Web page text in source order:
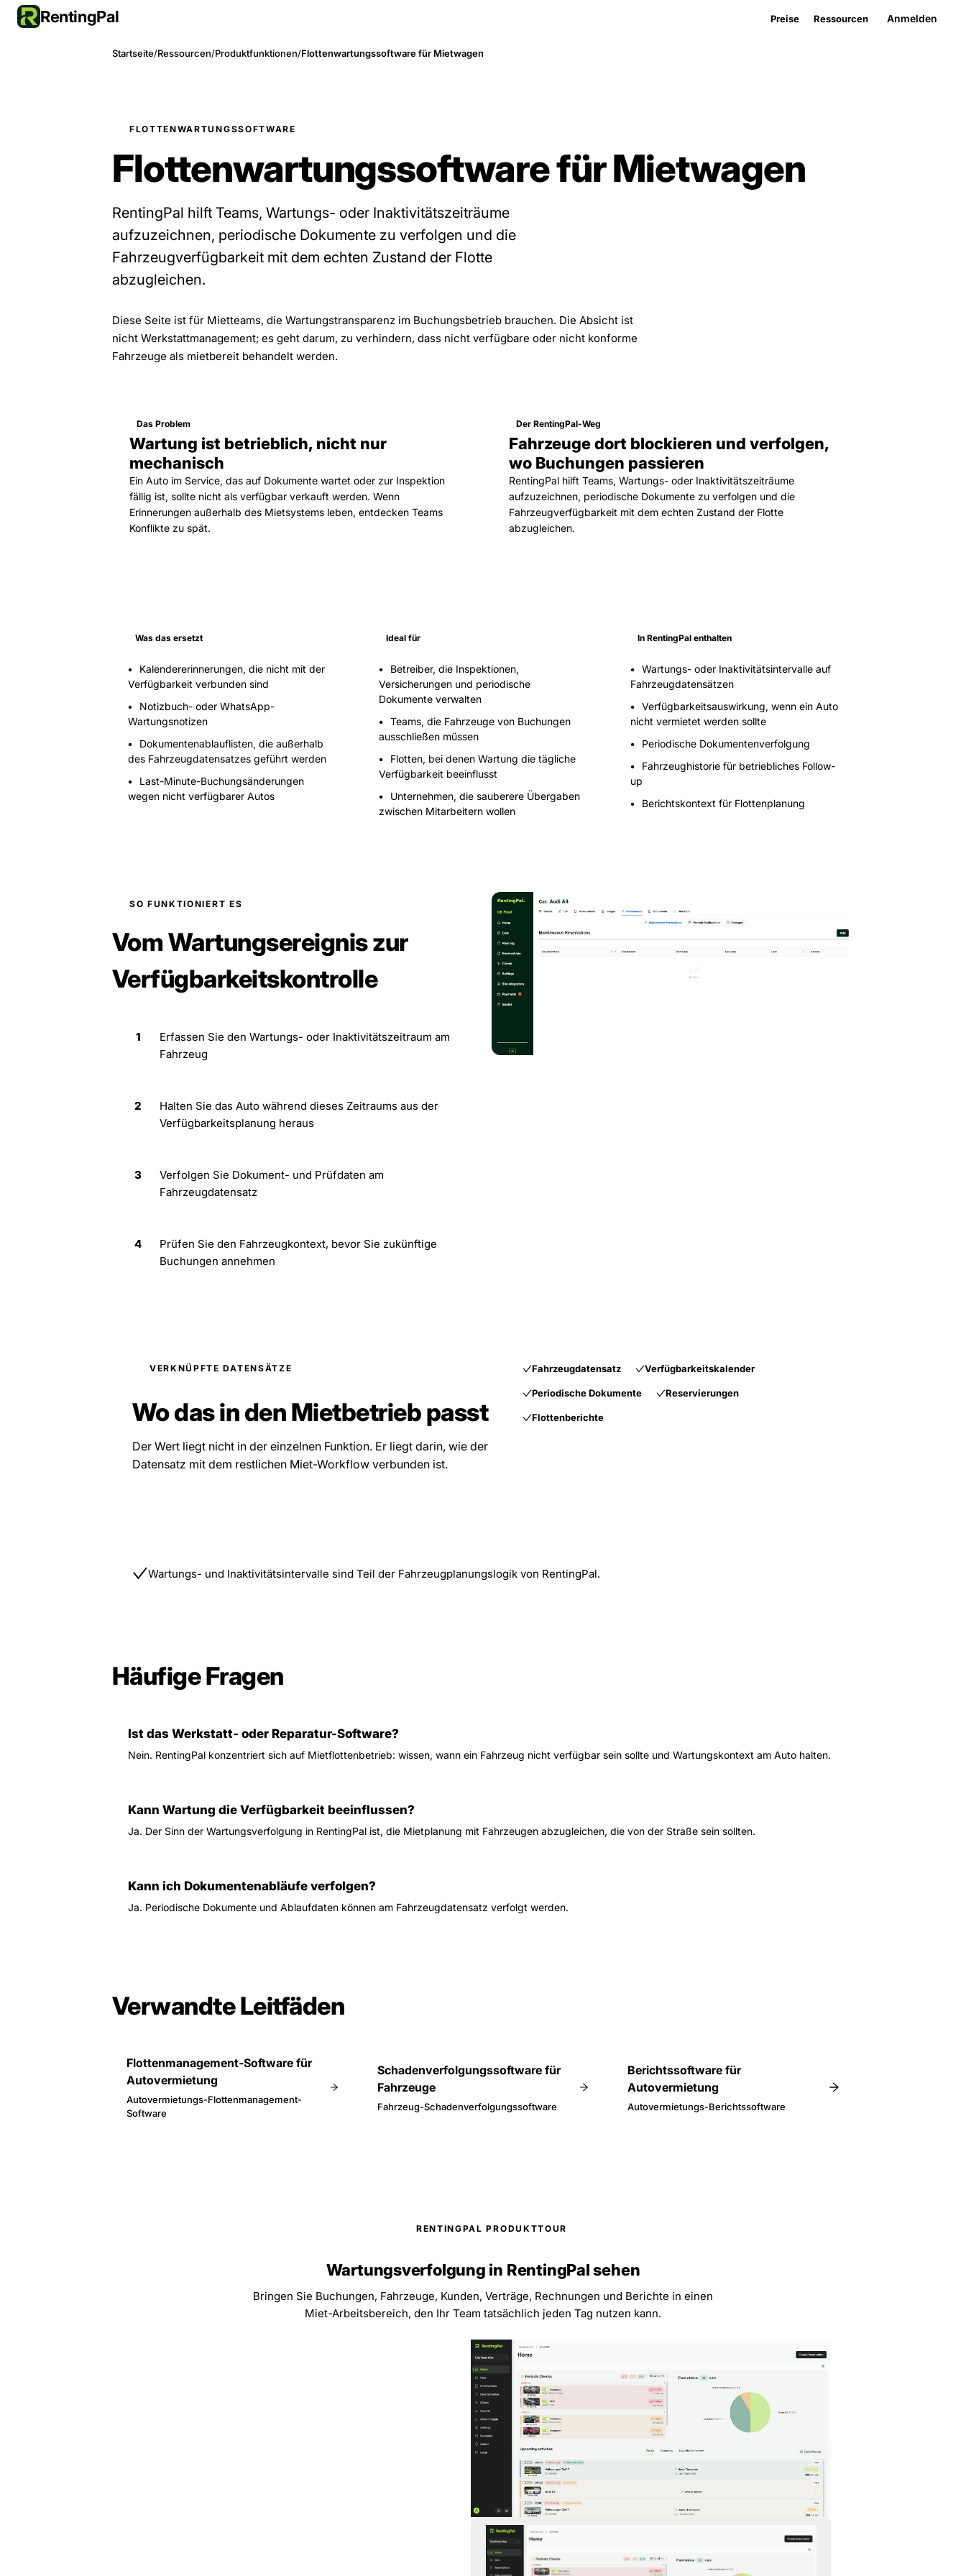
RentingPal Preise Ressourcen Anmelden
Startseite/Ressourcen/Produktfunktionen/Flottenwartungssoftware für Mietwagen
FLOTTENWARTUNGSSOFTWARE
Flottenwartungssoftware für Mietwagen
RentingPal hilft Teams, Wartungs- oder Inaktivitätszeiträume
aufzuzeichnen, periodische Dokumente zu verfolgen und die
Fahrzeugverfügbarkeit mit dem echten Zustand der Flotte
abzugleichen.
Diese Seite ist für Mietteams, die Wartungstransparenz im Buchungsbetrieb brauchen. Die Absicht ist
nicht Werkstattmanagement; es geht darum, zu verhindern, dass nicht verfügbare oder nicht konforme
Fahrzeuge als mietbereit behandelt werden.
Das Problem
Wartung ist betrieblich, nicht nur
mechanisch
Ein Auto im Service, das auf Dokumente wartet oder zur Inspektion
fällig ist, sollte nicht als verfügbar verkauft werden. Wenn
Erinnerungen außerhalb des Mietsystems leben, entdecken Teams
Konflikte zu spät.
Der RentingPal-Weg
Fahrzeuge dort blockieren und verfolgen,
wo Buchungen passieren
RentingPal hilft Teams, Wartungs- oder Inaktivitätszeiträume
aufzuzeichnen, periodische Dokumente zu verfolgen und die
Fahrzeugverfügbarkeit mit dem echten Zustand der Flotte
abzugleichen.
Was das ersetzt
Kalendererinnerungen, die nicht mit der
Verfügbarkeit verbunden sind
Notizbuch- oder WhatsApp-
Wartungsnotizen
Dokumentenablauflisten, die außerhalb
des Fahrzeugdatensatzes geführt werden
Last-Minute-Buchungsänderungen
wegen nicht verfügbarer Autos
Ideal für
Betreiber, die Inspektionen,
Versicherungen und periodische
Dokumente verwalten
Teams, die Fahrzeuge von Buchungen
ausschließen müssen
Flotten, bei denen Wartung die tägliche
Verfügbarkeit beeinflusst
Unternehmen, die sauberere Übergaben
zwischen Mitarbeitern wollen
In RentingPal enthalten
Wartungs- oder Inaktivitätsintervalle auf
Fahrzeugdatensätzen
Verfügbarkeitsauswirkung, wenn ein Auto
nicht vermietet werden sollte
Periodische Dokumentenverfolgung
Fahrzeughistorie für betriebliches Follow-
up
Berichtskontext für Flottenplanung
SO FUNKTIONIERT ES
Vom Wartungsereignis zur
Verfügbarkeitskontrolle
1
Erfassen Sie den Wartungs- oder Inaktivitätszeitraum am
Fahrzeug
2
Halten Sie das Auto während dieses Zeitraums aus der
Verfügbarkeitsplanung heraus
3
Verfolgen Sie Dokument- und Prüfdaten am
Fahrzeugdatensatz
4
Prüfen Sie den Fahrzeugkontext, bevor Sie zukünftige
Buchungen annehmen
VERKNÜPFTE DATENSÄTZE
Wo das in den Mietbetrieb passt
Der Wert liegt nicht in der einzelnen Funktion. Er liegt darin, wie der
Datensatz mit dem restlichen Miet-Workflow verbunden ist.
Fahrzeugdatensatz Verfügbarkeitskalender
Periodische Dokumente Reservierungen
Flottenberichte
Wartungs- und Inaktivitätsintervalle sind Teil der Fahrzeugplanungslogik von RentingPal.
Häufige Fragen
Ist das Werkstatt- oder Reparatur-Software?
Nein. RentingPal konzentriert sich auf Mietflottenbetrieb: wissen, wann ein Fahrzeug nicht verfügbar sein sollte und Wartungskontext am Auto halten.
Kann Wartung die Verfügbarkeit beeinflussen?
Ja. Der Sinn der Wartungsverfolgung in RentingPal ist, die Mietplanung mit Fahrzeugen abzugleichen, die von der Straße sein sollten.
Kann ich Dokumentenabläufe verfolgen?
Ja. Periodische Dokumente und Ablaufdaten können am Fahrzeugdatensatz verfolgt werden.
Verwandte Leitfäden
Flottenmanagement-Software für
Autovermietung
Autovermietungs-Flottenmanagement-
Software
Schadenverfolgungssoftware für
Fahrzeuge
Fahrzeug-Schadenverfolgungssoftware
Berichtssoftware für
Autovermietung
Autovermietungs-Berichtssoftware
RENTINGPAL PRODUKTTOUR
Wartungsverfolgung in RentingPal sehen
Bringen Sie Buchungen, Fahrzeuge, Kunden, Verträge, Rechnungen und Berichte in einen
Miet-Arbeitsbereich, den Ihr Team tatsächlich jeden Tag nutzen kann.